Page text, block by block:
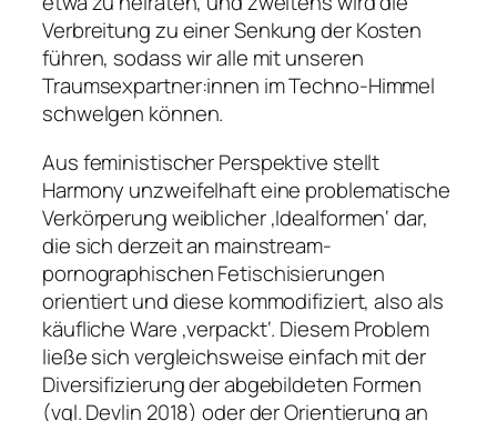
Verbreitung zu einer Senkung der Kosten
führen, sodass wir alle mit unseren
Traumsexpartner:innen im Techno-Himmel
schwelgen können.
Aus feministischer Perspektive stellt
Harmony unzweifelhaft eine problematische
Verkörperung weiblicher ‚Idealformen‘ dar,
die sich derzeit an mainstream-
pornographischen Fetischisierungen
orientiert und diese kommodifiziert, also als
käufliche Ware ‚verpackt‘. Diesem Problem
ließe sich vergleichsweise einfach mit der
Diversifizierung der abgebildeten Formen
(vgl. Devlin 2018) oder der Orientierung an